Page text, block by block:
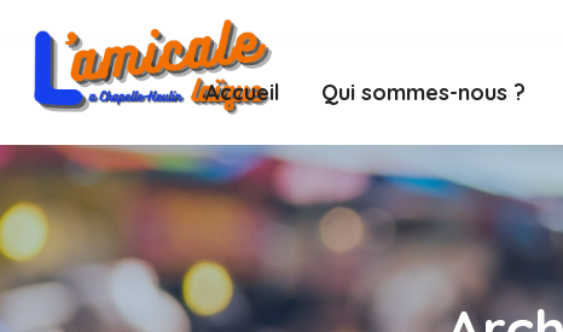
Accueil Qui sommes-nous ?